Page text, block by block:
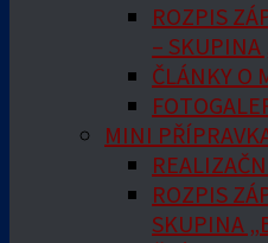
ROZPIS
– SKUPINA
ČLÁNKY O
MINI
ROZPIS
SKUPINA